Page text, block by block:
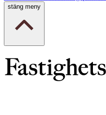
stäng meny